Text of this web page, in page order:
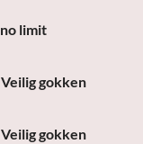
limit
gokken
gokken